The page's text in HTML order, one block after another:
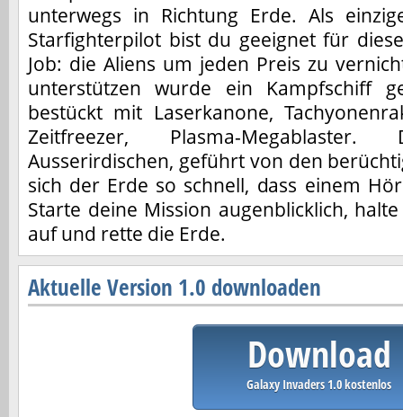
unterwegs in Richtung Erde. Als
Starfighterpilot bist du geeignet für
Job: die Aliens um jeden Preis zu
unterstützen wurde ein Kampfschiff
bestückt mit Laserkanone,
Zeitfreezer, Plasma-
Ausserirdischen, geführt von den
sich der Erde so schnell, dass einem
Starte deine Mission augenblicklich,
auf und rette die Erde.
Aktuelle Version 1.0 downloaden
Download
Galaxy Invaders 1.0 kostenlos